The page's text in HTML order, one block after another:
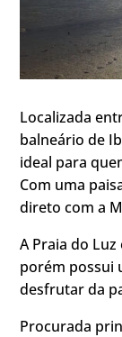
Localizada
balneário de
ideal para
Com uma
direto com a
A Praia do
porém possui
desfrutar da
Procurada